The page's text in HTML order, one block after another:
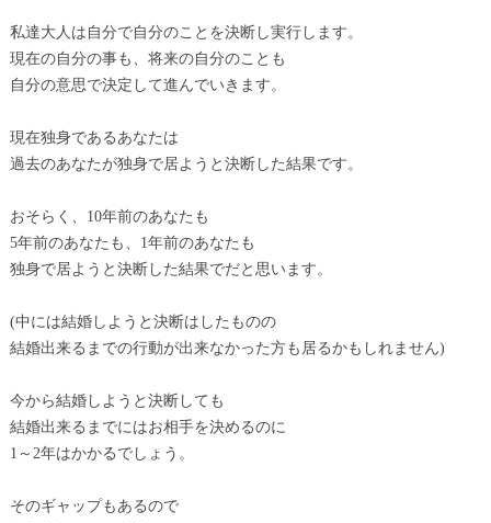
私達大人は自分で自分のことを決断し実行します。
現在の自分の事も、将来の自分のことも
自分の意思で決定して進んでいきます。
現在独身であるあなたは
過去のあなたが独身で居ようと決断した結果です。
おそらく、10年前のあなたも
5年前のあなたも、1年前のあなたも
独身で居ようと決断した結果でだと思います。
(中には結婚しようと決断はしたものの
結婚出来るまでの行動が出来なかった方も居るかもしれません)
今から結婚しようと決断しても
結婚出来るまでにはお相手を決めるのに
1～2年はかかるでしょう。
そのギャップもあるので